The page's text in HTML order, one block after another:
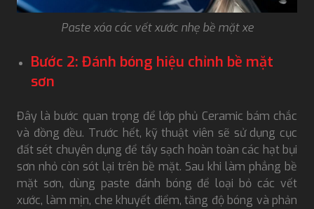
Paste xóa các vết xước nhẹ bề mặt xe
Bước 2: Đánh bóng hiệu chỉnh bề mặt
sơn
Đây là bước quan trọng để lớp phủ Ceramic bám chắc
và đồng đều. Trước hết, kỹ thuật viên sẽ sử dụng cục
đất sét chuyên dụng để tẩy sạch hoàn toàn các hạt bụi
sơn nhỏ còn sót lại trên bề mặt. Sau khi làm phẳng bề
mặt sơn, dùng paste đánh bóng để loại bỏ các vết
xước, làm mịn, che khuyết điểm, tăng độ bóng và phản